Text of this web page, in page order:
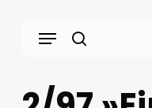
Menu